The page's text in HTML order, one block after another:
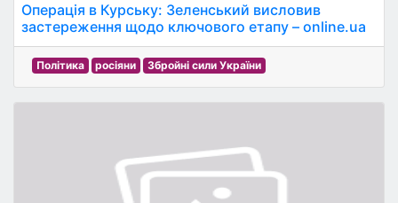
Операція в Курську: Зеленський висловив
застереження щодо ключового етапу – online.ua
Політика росіяни Збройні сили України